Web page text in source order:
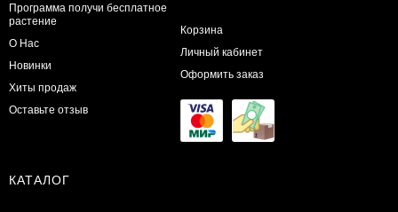
Программа получи бесплатное
растение
О Нас
Новинки
Хиты продаж
Оставьте отзыв
Корзина
Личный кабинет
Оформить заказ
КАТАЛОГ